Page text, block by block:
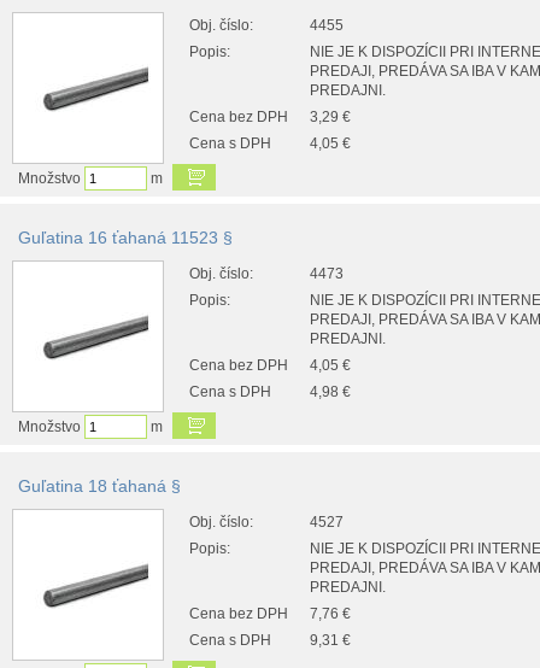
Obj. číslo:
4455
Popis:
NIE JE K DISPOZÍCII PRI
PREDAJI, PREDÁVA SA IBA V
PREDAJNI.
Cena bez DPH
3,29 €
Cena s DPH
4,05 €
Množstvo m
Guľatina 16 ťahaná 11523 §
Obj. číslo:
4473
Popis:
NIE JE K DISPOZÍCII PRI
PREDAJI, PREDÁVA SA IBA V
PREDAJNI.
Cena bez DPH
4,05 €
Cena s DPH
4,98 €
Množstvo m
Guľatina 18 ťahaná §
Obj. číslo:
4527
Popis:
NIE JE K DISPOZÍCII PRI
PREDAJI, PREDÁVA SA IBA V
PREDAJNI.
Cena bez DPH
7,76 €
Cena s DPH
9,31 €